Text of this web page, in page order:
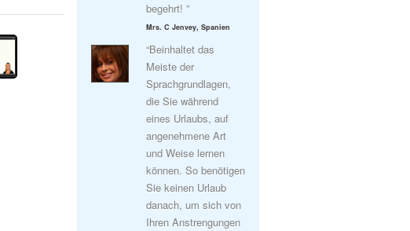
begehrt! ”
Mrs. C Jenvey, Spanien
“Beinhaltet das
Meiste der
Sprachgrundlagen,
die Sie während
eines Urlaubs, auf
angenehmene Art
und Weise lernen
können. So benötigen
Sie keinen Urlaub
danach, um sich von
Ihren Anstrengungen